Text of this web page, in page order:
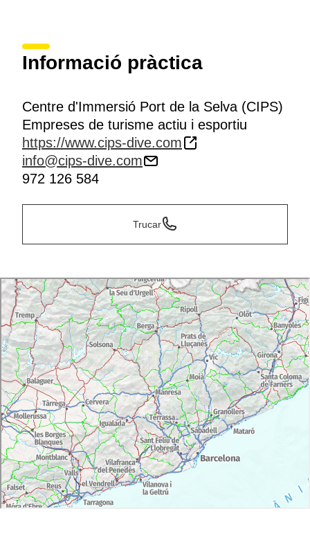
Informació pràctica
Centre d'Immersió Port de la Selva (CIPS)
Empreses de turisme actiu i esportiu
https://www.cips-dive.com
info@cips-dive.com
972 126 584
Trucar